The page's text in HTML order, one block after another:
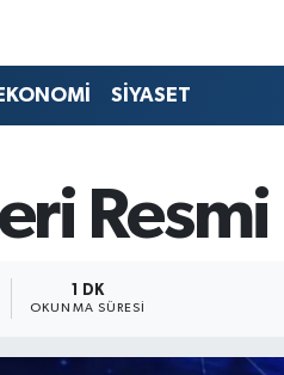
SİYASET
1 DK
OKUNMA SÜRESI